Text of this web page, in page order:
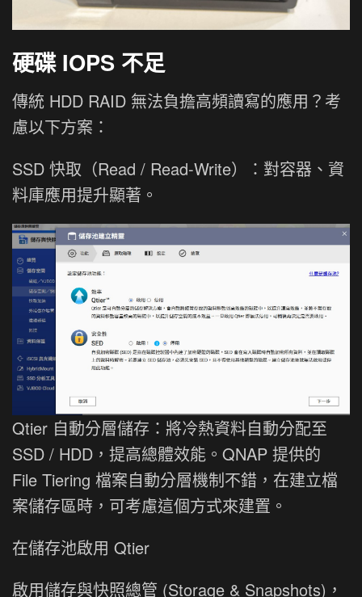
硬碟 IOPS 不足
傳統 HDD RAID 無法負擔高頻讀寫的應用？考
慮以下方案：
SSD 快取（Read / Read-Write）：對容器、資
料庫應用提升顯著。
Qtier 自動分層儲存：將冷熱資料自動分配至
SSD / HDD，提高總體效能。QNAP 提供的
File Tiering 檔案自動分層機制不錯，在建立檔
案儲存區時，可考慮這個方式來建置。
在儲存池啟用 Qtier
啟用儲存與快照總管 (Storage & Snapshots)，